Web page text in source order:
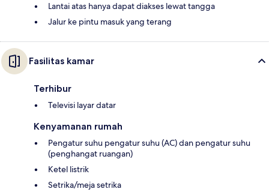
Lantai atas hanya dapat diakses lewat tangga
Jalur ke pintu masuk yang terang
Fasilitas kamar
Terhibur
Televisi layar datar
Kenyamanan rumah
Pengatur suhu pengatur suhu (AC) dan pengatur suhu
(penghangat ruangan)
Ketel listrik
Setrika/meja setrika